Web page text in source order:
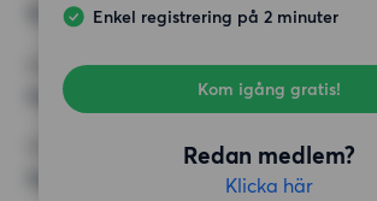
Enkel registrering på 2 minuter
Kom igång gratis!
Redan medlem?
Klicka här
16 000 kr
Inga speciella krav
ÖVRIGA PREFERENSER
Inga speciella preferenser